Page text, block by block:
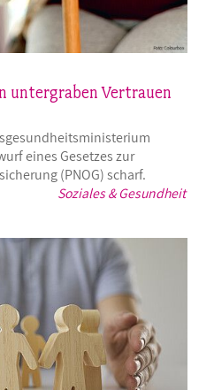
Soziales & Gesundheit
untergraben Vertrauen
eines Gesetzes zur
(PNOG) scharf.